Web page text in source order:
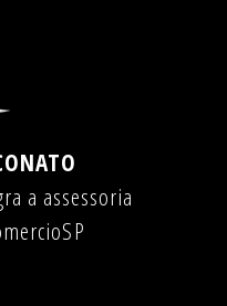
a assessoria